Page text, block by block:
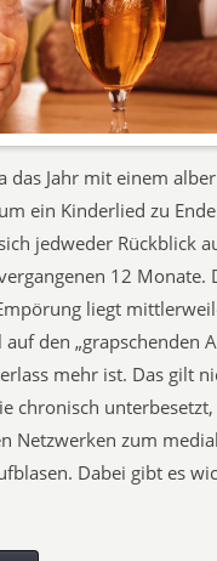
das Jahr mit einem
um ein Kinderlied zu
jedweder Rückblick
12 Monate.
liegt
den „grapschenden
mehr ist. Das gilt
chronisch
Netzwerken zum
Dabei gibt es